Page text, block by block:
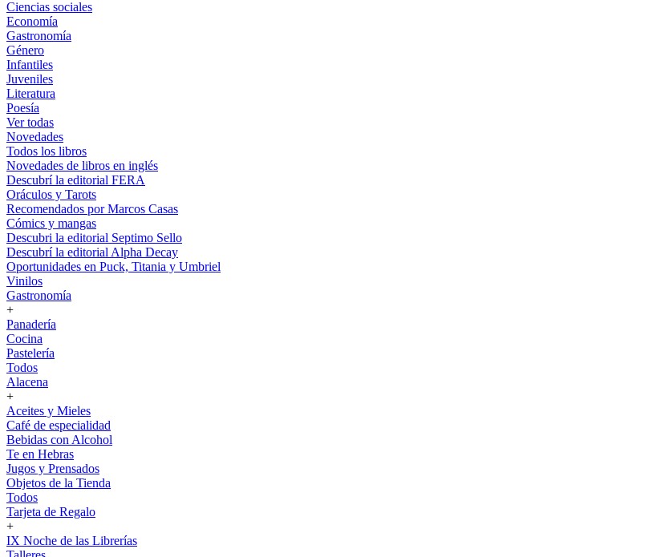
Ciencias sociales
Economía
Gastronomía
Género
Infantiles
Juveniles
Literatura
Poesía
Ver todas
Novedades
Todos los libros
Novedades de libros en inglés
Descubrí la editorial FERA
Oráculos y Tarots
Recomendados por Marcos Casas
Cómics y mangas
Descubri la editorial Septimo Sello
Descubrí la editorial Alpha Decay
Oportunidades en Puck, Titania y Umbriel
Vinilos
Gastronomía
+
Panadería
Cocina
Pastelería
Todos
Alacena
+
Aceites y Mieles
Café de especialidad
Bebidas con Alcohol
Te en Hebras
Jugos y Prensados
Objetos de la Tienda
Todos
Tarjeta de Regalo
+
IX Noche de las Librerías